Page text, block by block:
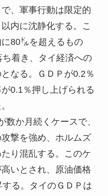
、軍事行動は限定的
内に沈静化する。こ
80㌦を超えるもの
着き、タイ経済への
なる。ＧＤＰが0.2％
0.1％押し上げられる
か月続くケースで、
撃を強め、ホルムズ
り混乱する。このケ
いとされ、原油価格
る。タイのＧＤＰは